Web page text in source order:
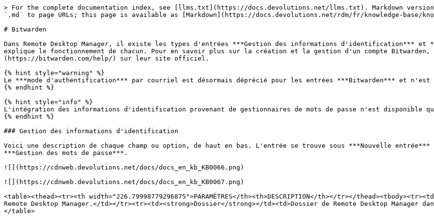
> For the complete documentation index, see [llms.txt](https://docs.devolutions.net/llms.txt). Markdown versions of documentation pages are available by appending `.md` to page URLs; this page is available as [Markdown](https://docs.devolutions.net/rdm/fr/knowledge-base/knowledge-base-articles/entry-settings/bitwarden.md).

# Bitwarden

Dans Remote Desktop Manager, il existe les types d'entrées ***Gestion des informations d'identification*** et ***Synchroniseur*** pour Bitwarden. Cette rubrique explique le fonctionnement de chacun. Pour en savoir plus sur la création et la gestion d'un compte Bitwarden, veuillez consulter la [documentation](https://bitwarden.com/help/) sur leur site officiel.

{% hint style="warning" %}
Le ***mode d'authentification*** par courriel est désormais déprécié pour les entrées ***Bitwarden*** et n'est plus disponible à partir de la version 2023.2.
{% endhint %}

{% hint style="info" %}
L'intégration des informations d'identification provenant de gestionnaires de mots de passe n'est disponible que dans la version Team de Remote Desktop Manager.
{% endhint %}

### Gestion des informations d'identification

Voici une description de chaque champ ou option, de haut en bas. L'entrée se trouve sous ***Nouvelle entrée*** – ***Gestion des informations d'identification*** – ***Gestion des mots de passe***.

![](https://cdnweb.devolutions.net/docs/docs_en_kb_KB0066.png)

![](https://cdnweb.devolutions.net/docs/docs_en_kb_KB0067.png)

<table><thead><tr><th width="226.79998779296875">PARAMÈTRES</th><th>DESCRIPTION</th></tr></thead><tbody><tr><td><strong>Nom</strong></td><td>Nom de l'entrée dans Remote Desktop Manager.</td></tr><tr><td><strong>Dossier</strong></td><td>Dossier de Remote Desktop Manager dans lequel l'entrée sera placée.</td></tr></tbody></table>

#### Onglet Général

<table><thead><tr><th width="245.199951171875">PARAMÈTRES</th><th>DESCRIPTION</th></tr></thead><tbody><tr><td><strong>Hôte</strong></td><td><p>Choisissez entre :</p><ul><li><strong>Par défaut</strong> : URL Bitwarden par défaut.</li><li><strong>Personnalisé</strong> : URL personnalisée pour Bitwarden.</li></ul></td></tr><tr><td><strong>Utiliser « Paramètres de mon compte »</strong></td><td>Accédez à <strong>Fichier</strong> – <strong>Paramètres de mon compte</strong> – <strong>Paramètres</strong> – <strong>Gestion des mots de passe</strong> et cliquez sur <strong>Bitwarden</strong> pour configurer cette option en premier ; remplace les champs <strong>Nom d'utilisateur</strong> et <strong>Mot de passe</strong>.</td></tr><tr><td><strong>ID client</strong></td><td>L'identifiant client de la clé API.</td></tr><tr><td><strong>Secret client</strong></td><td>Le secret client de la clé API.</td></tr><tr><td><strong>Mot de passe principal</strong></td><td>Le mot de passe principal Bitwarden pour ce compte.</td></tr><tr><td><strong>Toujours demander le mot de passe</strong></td><td>Toujours demander le mot de passe principal lors de l'accès à cette entrée.</td></tr><tr><td><strong>Informations d'identification</strong></td><td><p>Cliquez sur le bouton points de suspension pour sélectionner des informations d'identification spécifiques pour cette entrée.</p><ul><li><strong>Toujours afficher la liste</strong> : Présente à l'utilisateur une liste de toutes les informations d'identification disponibles plutôt qu'une sélection spécifique.</li></ul></td></tr></tbody></table>

### Synchroniseur

Voici une description de chaque champ ou option, de haut en bas. L'entrée se trouve sous ***Nouvelle entrée*** – ***Synchroniseur*** :

![](https://cdnweb.devolutions.net/docs/docs_en_kb_KB0068.png)

{% hint style="info" %}
L'entrée du synchroniseur Bitwarden gère uniquement les entrées de connexion Bitwarden (telles que définies par Bitwarden).
{% endhint %}

<table><thead><tr><th width="237.99993896484375">PARAMÈTRES</th><th>DESCRIPTION</th></tr></thead><tbody><tr><td><strong>Nom</strong></td><td>Nom de l'entrée dans Remote Desktop Manager.</td></tr><tr><td><strong>Dossier</strong></td><td>Dossier de Remote Desktop Manager dans lequel l'entrée sera placée.</td></tr><tr><td><strong>Informations d'identification</strong></td><td>En savoir plus sur les options d'<strong>informations d'identification</strong>.</td></tr><tr><td><strong>Informations d'identification : Synchroniser automatiquement</strong></td><td>L'entrée Remote Desktop Manager se synchronisera automatiquement avec Bitwarden.</td></tr></tbody></table>

#### Onglet Général

![](https://cdnweb.devolutions.net/docs/RDMW6039_2024_2.png)

<table><thead><tr><th width="179.59991455078125">PARAMÈTRES</th><th>DESCRIPTION</th></tr></thead><tbody><tr><td><strong>Hôte</strong></td><td><p>Choisissez entre :</p><ul><li><strong>Par défaut</strong> : URL Bitwarden par défaut.</li><li><strong>Personnalisé</strong> : URL personnalisée pour Bitwarden.</li></ul></td></tr><tr><td><strong>ID client</strong></td><td>L'identifiant client de Bitwarden.</td></tr><tr><td><strong>Secret client</strong></td><td>Le secret client de Bitwarden.</td></tr><tr><td><strong>Secret client : Mot de passe principal</strong></td><td>Le mot de passe principal de Bitwarden.</td></tr><tr><td><strong>Dossier de destination</strong></td><td>Cliquez sur le bouton points de suspension pour définir le chemin du dossier dans l'arborescence de Remote Desktop Manager (qui ne peut se trouver que dans le même coffre).</td></tr><tr><td><strong>Modèle</strong></td><td>Modèle Bitwarden créé dans Remote Desktop Manager.</td></tr></tbody></table>

#### Champs

![](https://cdnweb.devolutions.net/docs/RDMW6043_2024_2.png)

Choisissez quels ***champs*** seront toujours synchronisés et lesquels ne le seront pas. Par exemple, vous pourriez choisir de ne pas synchroniser la description, car vous souhaitez la modifier vous-même.

<table><thead><tr><th width="201.199951171875">PARAMÈTRES</th><th>DESCRIPTION</th></tr></thead><tbody><tr><td><strong>Champ</strong></td><td>Sélectionnez les champs qui seront toujours synchronisés et ceux qui ne le seront pas.</td></tr><tr><td><strong>Préfixe du nom de session</strong></td><td>Un préfixe pour l'entrée qui sera créée via le synchroniseur.</td></tr><tr><td><strong>Suffixe du nom de session</strong></td><td>Un suffixe pour l'entrée qui sera créée via le synchroniseur.</td></tr></tbody></table>

#### Filtre

![](https://cdnweb.devolutions.net/docs/RDMW6040_2024_2.png)

<table><thead><tr><th width="243.5999755859375">PARAMÈTRES</th><th>DESCRIPTION</th></tr></thead><tbody><tr><td><strong>Zone de filtre</strong></td><td>Elle chargera le coffre Bitwarden pour permettre à l'utilisateur de sélectionner les organisations/collections souhaitées pour la synchronisation.</td></tr><tr><td><strong>Sévérité du